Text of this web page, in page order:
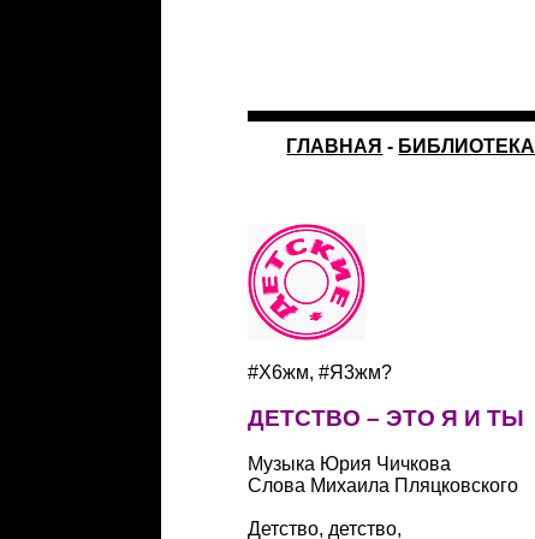
ГЛАВНАЯ - БИБЛИОТЕКА
#Х6жм, #Я3жм?
ДЕТСТВО – ЭТО Я И ТЫ
Музыка Юрия Чичкова
Слова Михаила Пляцковского
Детство, детство,